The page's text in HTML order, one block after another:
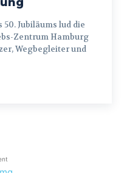
Zentrum Hamburg
Wegbegleiter und